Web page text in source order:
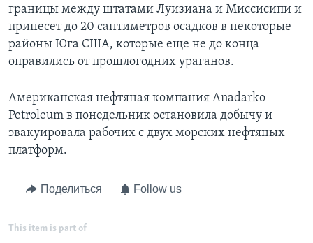
границы между штатами Луизиана и Миссисипи и
принесет до 20 сантиметров осадков в некоторые
районы Юга США, которые еще не до конца
оправились от прошлогодних ураганов.
Американская нефтяная компания Anadarko
Petroleum в понедельник остановила добычу и
эвакуировала рабочих с двух морских нефтяных
платформ.
Поделиться Follow us
This item is part of